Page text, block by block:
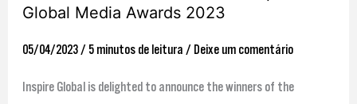
Global Media Awards 2023
05/04/2023 / 5 minutos de leitura / Deixe um comentário
Inspire Global is delighted to announce the winners of the